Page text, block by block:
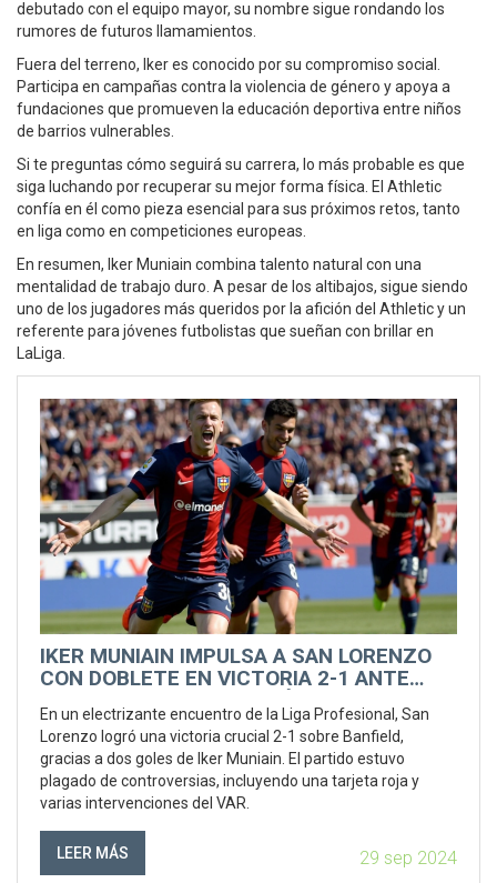
debutado con el equipo mayor, su nombre sigue rondando los
rumores de futuros llamamientos.
Fuera del terreno, Iker es conocido por su compromiso social.
Participa en campañas contra la violencia de género y apoya a
fundaciones que promueven la educación deportiva entre niños
de barrios vulnerables.
Si te preguntas cómo seguirá su carrera, lo más probable es que
siga luchando por recuperar su mejor forma física. El Athletic
confía en él como pieza esencial para sus próximos retos, tanto
en liga como en competiciones europeas.
En resumen, Iker Muniain combina talento natural con una
mentalidad de trabajo duro. A pesar de los altibajos, sigue siendo
uno de los jugadores más queridos por la afición del Athletic y un
referente para jóvenes futbolistas que sueñan con brillar en
LaLiga.
IKER MUNIAIN IMPULSA A SAN LORENZO
CON DOBLETE EN VICTORIA 2-1 ANTE
LIGA PROFESIONAL
En un electrizante encuentro de la Liga Profesional, San
Lorenzo logró una victoria crucial 2-1 sobre Banfield,
gracias a dos goles de Iker Muniain. El partido estuvo
plagado de controversias, incluyendo una tarjeta roja y
varias intervenciones del VAR.
LEER MÁS 29 sep 2024